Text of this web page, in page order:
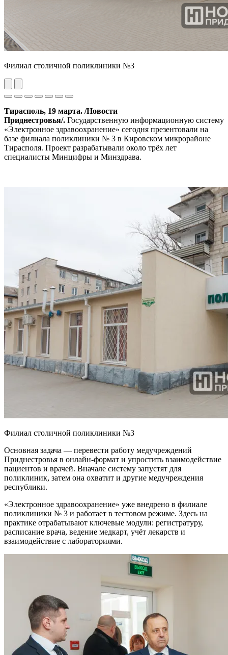
Филиал столичной поликлиники №3
Previous
Next
Тирасполь, 19 марта. /Новости
Приднестровья/. Государственную информационную систему
«Электронное здравоохранение» сегодня презентовали на
базе филиала поликлиники № 3 в Кировском микрорайоне
Тирасполя. Проект разрабатывали около трёх лет
специалисты Минцифры и Минздрава.
Филиал столичной поликлиники №3
Основная задача — перевести работу медучреждений
Приднестровья в онлайн-формат и упростить взаимодействие
пациентов и врачей. Вначале систему запустят для
поликлиник, затем она охватит и другие медучреждения
республики.
«Электронное здравоохранение» уже внедрено в филиале
поликлиники № 3 и работает в тестовом режиме. Здесь на
практике отрабатывают ключевые модули: регистратуру,
расписание врача, ведение медкарт, учёт лекарств и
взаимодействие с лабораториями.